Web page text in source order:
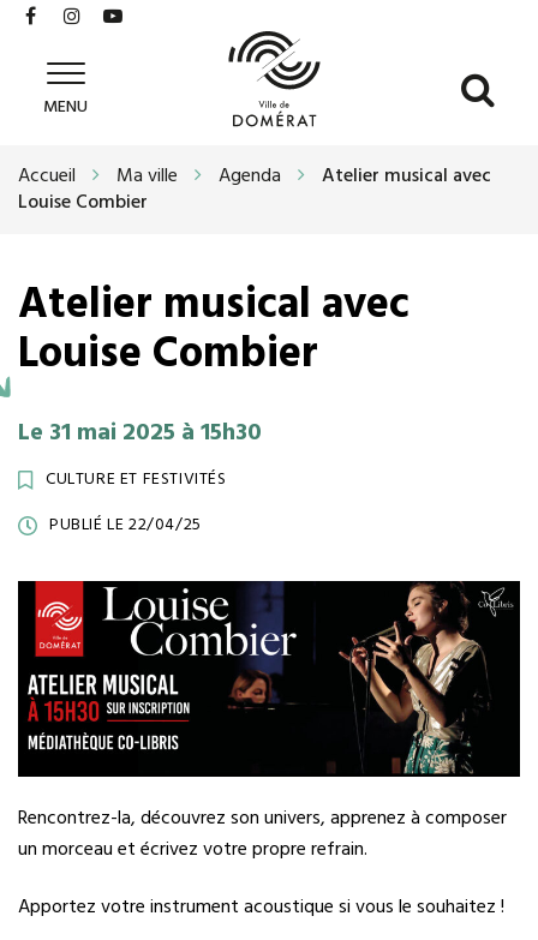
Gestion des traceurs
Lien
le
compte
Facebook
Lien
le
compte
Instagram
MENU
Accueil Ma ville Agenda
Atelier musical avec
Louise Combier
Atelier musical avec
Louise Combier
Le 31 mai 2025 à 15h30
CULTURE ET FESTIVITÉS
PUBLIÉ LE 22/04/25
Rencontrez-la, découvrez son univers, apprenez à composer
un morceau et écrivez votre propre refrain.
Apportez votre instrument acoustique si vous le souhaitez !